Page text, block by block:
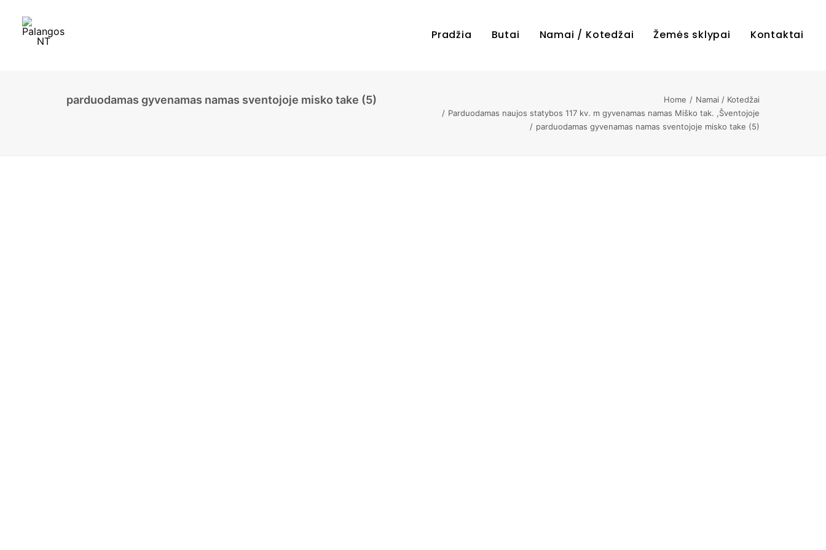
Pradžia Butai Namai / Kotedžai Žemės sklypai Kontaktai
parduodamas gyvenamas namas sventojoje misko take (5) Home
Namai / Kotedžai
Parduodamas naujos statybos 117 kv. m gyvenamas namas Miško tak. ,Šventojoje
parduodamas gyvenamas namas sventojoje misko take (5)